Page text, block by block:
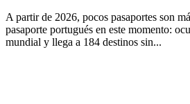
A partir de 2026, pocos pasaportes son
pasaporte portugués en este momento:
mundial y llega a 184 destinos sin...